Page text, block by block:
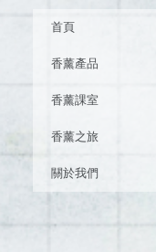
首頁
香薰產品
香薰課室
香薰之旅
關於我們